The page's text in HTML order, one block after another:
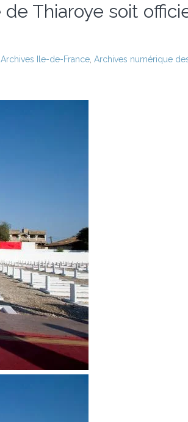
Thiaroye soit
Archives Ile-de-France Archives numérique